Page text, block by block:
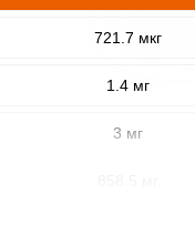
721.7 мкг
1.4 мг
3 мг